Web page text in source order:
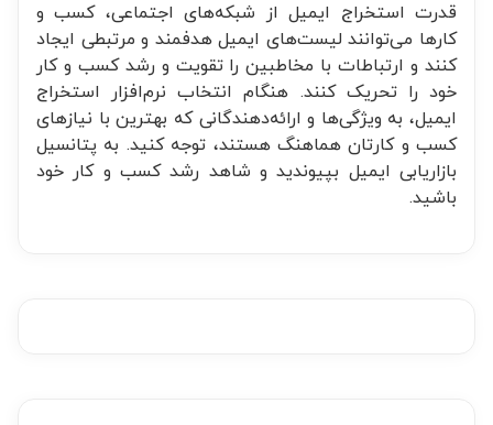
قدرت استخراج ایمیل از شبکه‌های اجتماعی، کسب و
کارها می‌توانند لیست‌های ایمیل هدفمند و مرتبطی ایجاد
کنند و ارتباطات با مخاطبین را تقویت و رشد کسب و کار
خود را تحریک کنند. هنگام انتخاب نرم‌افزار استخراج
ایمیل، به ویژگی‌ها و ارائه‌دهندگانی که بهترین با نیازهای
کسب و کارتان هماهنگ هستند، توجه کنید. به پتانسیل
بازاریابی ایمیل بپیوندید و شاهد رشد کسب و کار خود
باشید.